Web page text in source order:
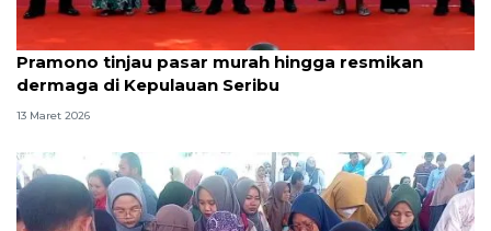
Pramono tinjau pasar murah hingga resmikan
dermaga di Kepulauan Seribu
13 Maret 2026